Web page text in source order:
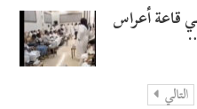
قاعة أعراس
التالي